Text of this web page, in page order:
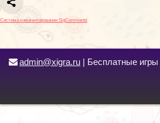
Система комментирования SigComments
admin@xigra.ru | Бесплатные